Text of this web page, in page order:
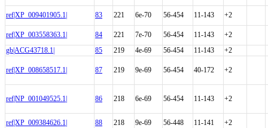
ref|XP_009401905.1| 83 221 6e-70 56-454 11-143 +2
ref|XP_003558363.1| 84 221 7e-70 56-454 11-143
+2
gb|ACG43718.1|
85 219 4e-69 56-454 11-143 +2
ref|XP_008658517.1| 87 219 9e-69 56-454 40-172 +2
ref|NP_001049525.1| 86 218 6e-69 56-454 11-143 +2
ref|XP_009384626.1| 88 218 9e-69 56-448 11-141
+2